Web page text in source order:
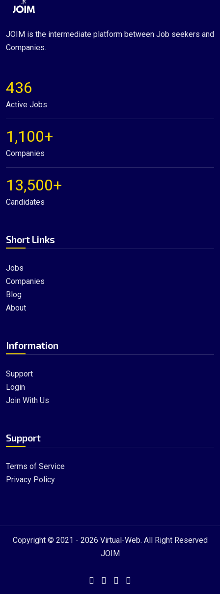
JOIM is the intermediate platform between Job seekers and
Companies.
Short Links
Jobs
Companies
Blog
About
Information
Support
Login
Join With Us
Support
Terms of Service
Privacy Policy
436
Active Jobs
1,100+
Companies
13,500+
Candidates
Copyright © 2021 - 2026 Virtual-Web. All Right Reserved
JOIM